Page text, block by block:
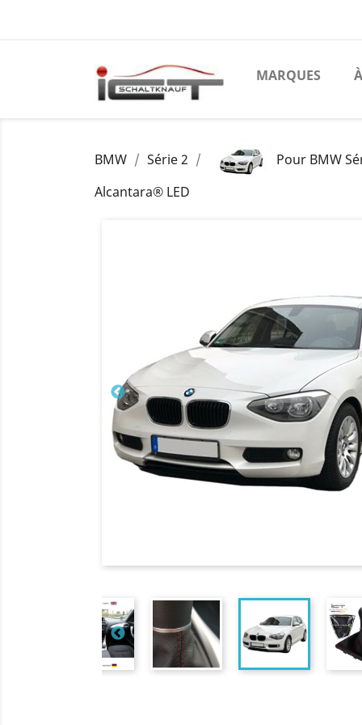
MARQUES
BMW Série 2
Pour BMW
Alcantara® LED